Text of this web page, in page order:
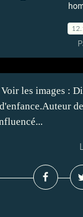
les images :